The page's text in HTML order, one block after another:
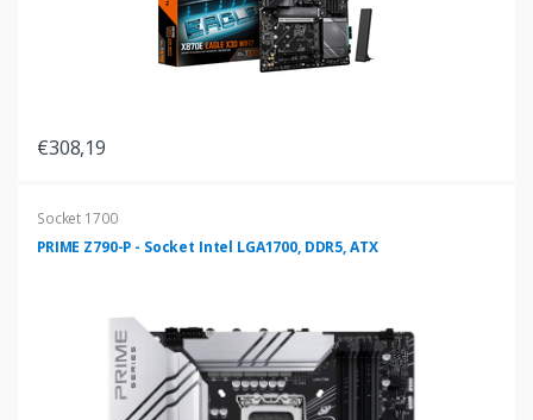
€308,19
Socket 1700
PRIME Z790-P - Socket Intel LGA1700, DDR5, ATX